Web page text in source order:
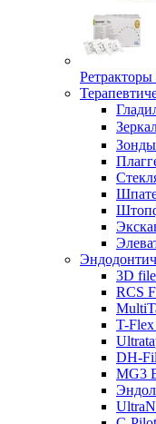
3D
RCS
T-
DH-
MG3